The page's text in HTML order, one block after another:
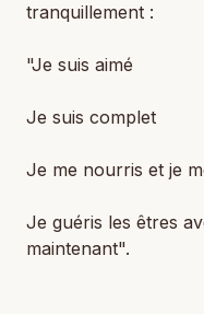
tranquillement :
"Je suis aimé
Je suis complet
Je me nourris et je
Je guéris les êtres
maintenant".